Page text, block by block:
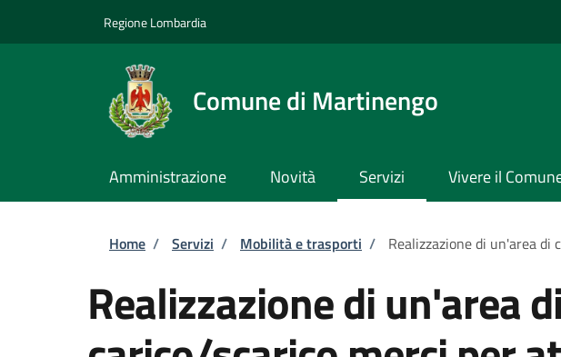
Regione Lombardia
Comune di Martinengo
Amministrazione Novità Servizi Vivere il
Briciole di pane
Home / Servizi / Mobilità e trasporti / Realizzazione di un'area
Realizzazione di un'area di